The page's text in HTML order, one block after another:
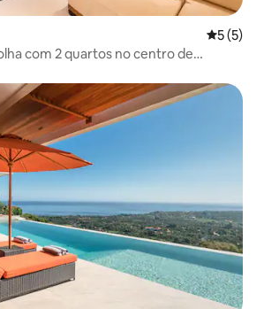
5 de
5 (5)
com 2 quartos no centro de